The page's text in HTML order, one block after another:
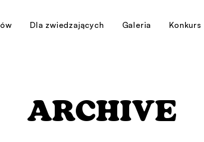
Dla zwiedzających Galeria Konkurs
ARCHIVE